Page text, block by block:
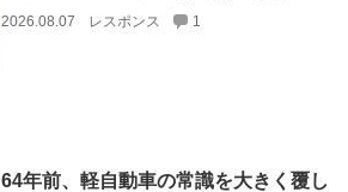
2026.08.07 レスポンス 1
64年前、軽自動車の常識を大きく覆し